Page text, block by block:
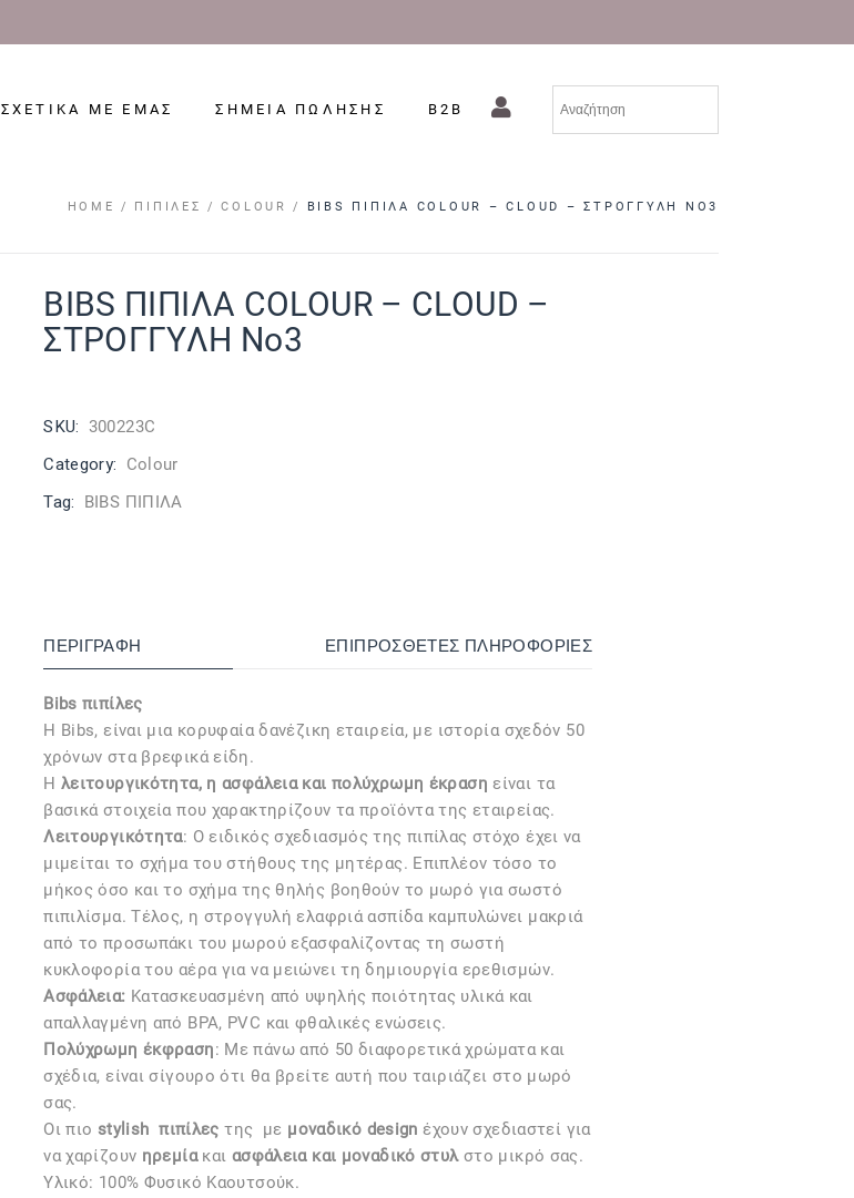
ΣΧΕΤΙΚΑ ΜΕ ΕΜΑΣ ΣΗΜΕΙΑ ΠΩΛΗΣΗΣ B2B
HOME ΠΙΠΊΛΕΣ COLOUR BIBS ΠΙΠΙΛΑ COLOUR – CLOUD – ΣΤΡΟΓΓΥΛΗ NO3
BIBS ΠΙΠΙΛΑ COLOUR – CLOUD –
ΣΤΡΟΓΓΥΛΗ No3
SKU: 300223C
Category: Colour
Tag: BIBS ΠΙΠΙΛΑ
ΠΕΡΙΓΡΑΦΉ ΕΠΙΠΡΌΣΘΕΤΕΣ ΠΛΗΡΟΦΟΡΊΕΣ
Bibs πιπίλες
Η Bibs, είναι μια κορυφαία δανέζικη εταιρεία, με ιστορία σχεδόν 50
χρόνων στα βρεφικά είδη.
Η λειτουργικότητα, η ασφάλεια και πολύχρωμη έκραση είναι τα
βασικά στοιχεία που χαρακτηρίζουν τα προϊόντα της εταιρείας.
Λειτουργικότητα: Ο ειδικός σχεδιασμός της πιπίλας στόχο έχει να
μιμείται το σχήμα του στήθους της μητέρας. Επιπλέον τόσο το
μήκος όσο και το σχήμα της θηλής βοηθούν το μωρό για σωστό
πιπιλίσμα. Τέλος, η στρογγυλή ελαφριά ασπίδα καμπυλώνει μακριά
από το προσωπάκι του μωρού εξασφαλίζοντας τη σωστή
κυκλοφορία του αέρα για να μειώνει τη δημιουργία ερεθισμών.
Ασφάλεια: Kατασκευασμένη από υψηλής ποιότητας υλικά και
απαλλαγμένη από BPA, PVC και φθαλικές ενώσεις.
Πολύχρωμη έκφραση: Με πάνω από 50 διαφορετικά χρώματα και
σχέδια, είναι σίγουρο ότι θα βρείτε αυτή που ταιριάζει στο μωρό
σας.
Οι πιο stylish πιπίλες της με μοναδικό design έχουν σχεδιαστεί για
να χαρίζουν ηρεμίακαι ασφάλεια και μοναδικό στυλστο μικρό σας.
Υλικό: 100% Φυσικό Καουτσούκ.